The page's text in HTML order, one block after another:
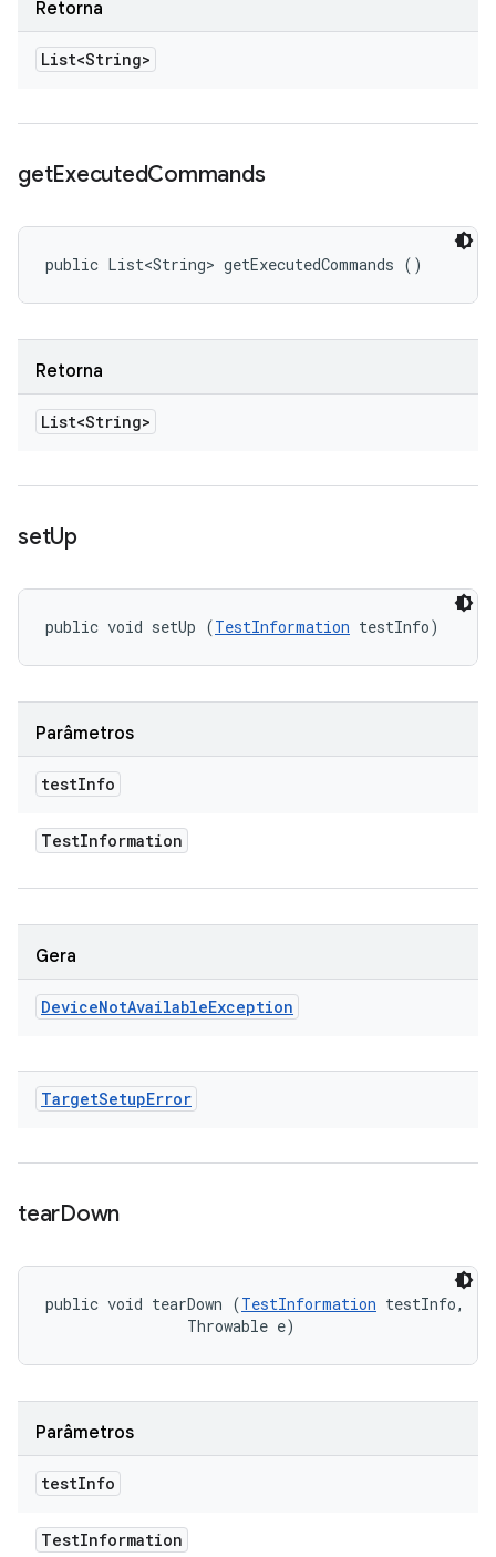
Retorna
List<String>
getExecutedCommands
public List<String> getExecutedCommands ()
Retorna
List<String>
setUp
public void setUp (TestInformation testInfo)
Parâmetros
testInfo
TestInformation
Gera
DeviceNotAvailableException
TargetSetupError
tearDown
public void tearDown (TestInformation testInfo,
                Throwable e)
Parâmetros
testInfo
TestInformation